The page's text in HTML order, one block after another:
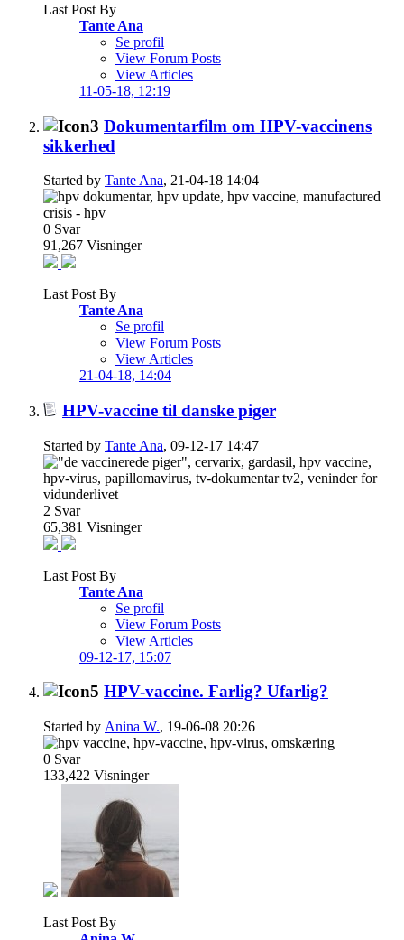
Last Post By
Tante Ana
Se profil
View Forum Posts
View Articles
11-05-18, 12:19
Dokumentarfilm om HPV-vaccinens
sikkerhed
Started by Tante Ana, 21-04-18 14:04
0 Svar
91,267 Visninger
Last Post By
Tante Ana
Se profil
View Forum Posts
View Articles
21-04-18, 14:04
HPV-vaccine til danske piger
Started by Tante Ana, 09-12-17 14:47
2 Svar
65,381 Visninger
Last Post By
Tante Ana
Se profil
View Forum Posts
View Articles
09-12-17, 15:07
HPV-vaccine. Farlig? Ufarlig?
Started by Anina W., 19-06-08 20:26
0 Svar
133,422 Visninger
Last Post By